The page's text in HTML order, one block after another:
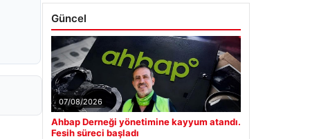
Güncel
07/08/2026
Ahbap Derneği yönetimine kayyum atandı.
Fesih süreci başladı